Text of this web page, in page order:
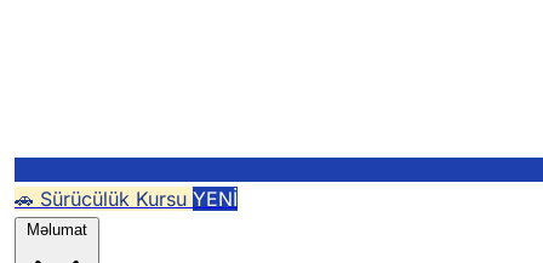
🚗 Sürücülük Kursu YENİ
Məlumat